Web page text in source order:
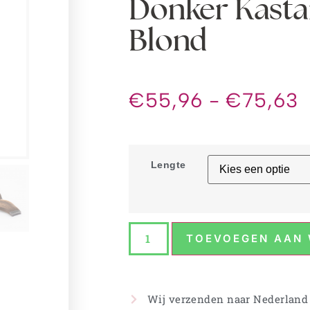
Donker
Blond
€55,96 - €75,63
Lengte
TOEVOEGEN AAN
Wij verzenden naar